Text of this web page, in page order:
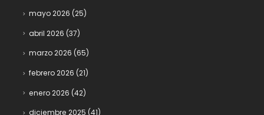
mayo 2026 (25)
abril 2026 (37)
marzo 2026 (65)
febrero 2026 (21)
enero 2026 (42)
diciembre 2025 (41)